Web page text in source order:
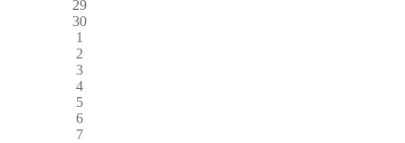
29
30
1
2
3
4
5
6
7